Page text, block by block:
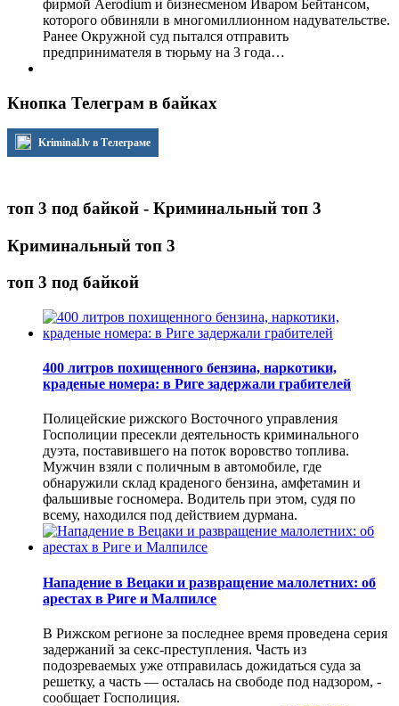
фирмой Aerodium и бизнесменом Иваром Бейтансом,
которого обвиняли в многомиллионном надувательстве.
Ранее Окружной суд пытался отправить
предпринимателя в тюрьму на 3 года…
Кнопка Телеграм в байках
Kriminal.lv в Телеграме
топ 3 под байкой - Криминальный топ 3
Криминальный топ 3
топ 3 под байкой
400 литров похищенного бензина, наркотики,
краденые номера: в Риге задержали грабителей
Полицейские рижского Восточного управления
Госполиции пресекли деятельность криминального
дуэта, поставившего на поток воровство топлива.
Мужчин взяли с поличным в автомобиле, где
обнаружили склад краденого бензина, амфетамин и
фальшивые госномера. Водитель при этом, судя по
всему, находился под действием дурмана.
Нападение в Вецаки и развращение малолетних: об
арестах в Риге и Малпилсе
В Рижском регионе за последнее время проведена серия
задержаний за секс-преступления. Часть из
подозреваемых уже отправилась дожидаться суда за
решетку, а часть — осталась на свободе под надзором, -
сообщает Госполиция.